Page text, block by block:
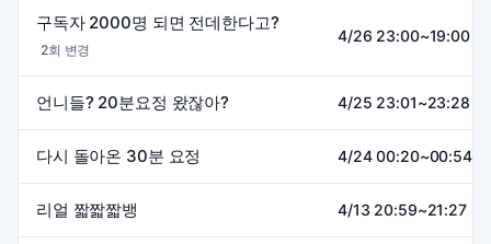
구독자 2000명 되면 전데한다고?
2회 변경
4/26 23:00~19:00
언니들? 20분요정 왔잖아? 4/25 23:01~23:28
다시 돌아온 30분 요정 4/24 00:20~00:54
리얼 짧짧짧뱅 4/13 20:59~21:27